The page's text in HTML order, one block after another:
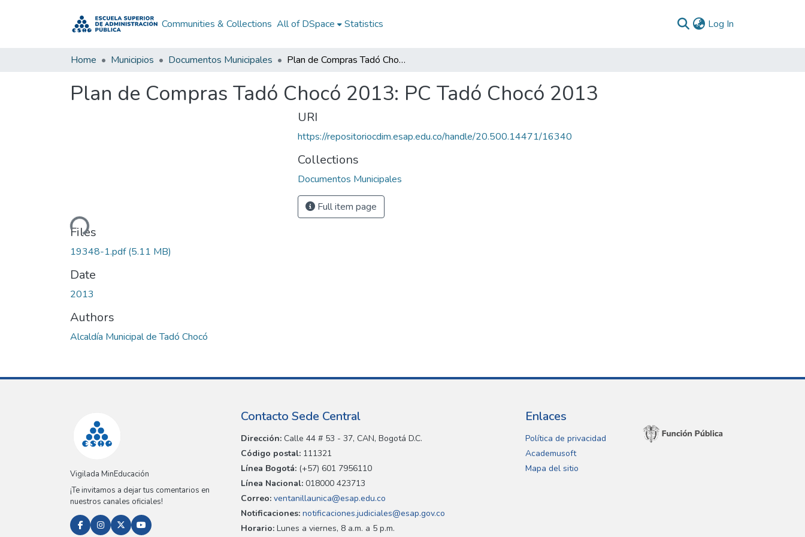
Communities & Collections All of DSpace Statistics Log In
Home Municipios Documentos Municipales Plan de Compras Tadó Chocó 2013: PC Tadó Chocó 2013
Plan de Compras Tadó Chocó 2013: PC Tadó Chocó 2013
Loading...
Files
19348-1.pdf(5.11 MB)
Date
2013
Authors
Alcaldía Municipal de Tadó Chocó
URI
https://repositoriocdim.esap.edu.co/handle/20.500.14471/16340
Collections
Documentos Municipales
Full item page
Vigilada MinEducación
¡Te invitamos a dejar tus comentarios en
nuestros canales oficiales!
Contacto Sede Central
Dirección: Calle 44 # 53 - 37, CAN, Bogotá D.C.
Código postal: 111321
Línea Bogotá: (+57) 601 7956110
Línea Nacional: 018000 423713
Correo: ventanillaunica@esap.edu.co
Notificaciones: notificaciones.judiciales@esap.gov.co
Horario: Lunes a viernes, 8 a.m. a 5 p.m.
Enlaces
Política de privacidad
Academusoft
Mapa del sitio